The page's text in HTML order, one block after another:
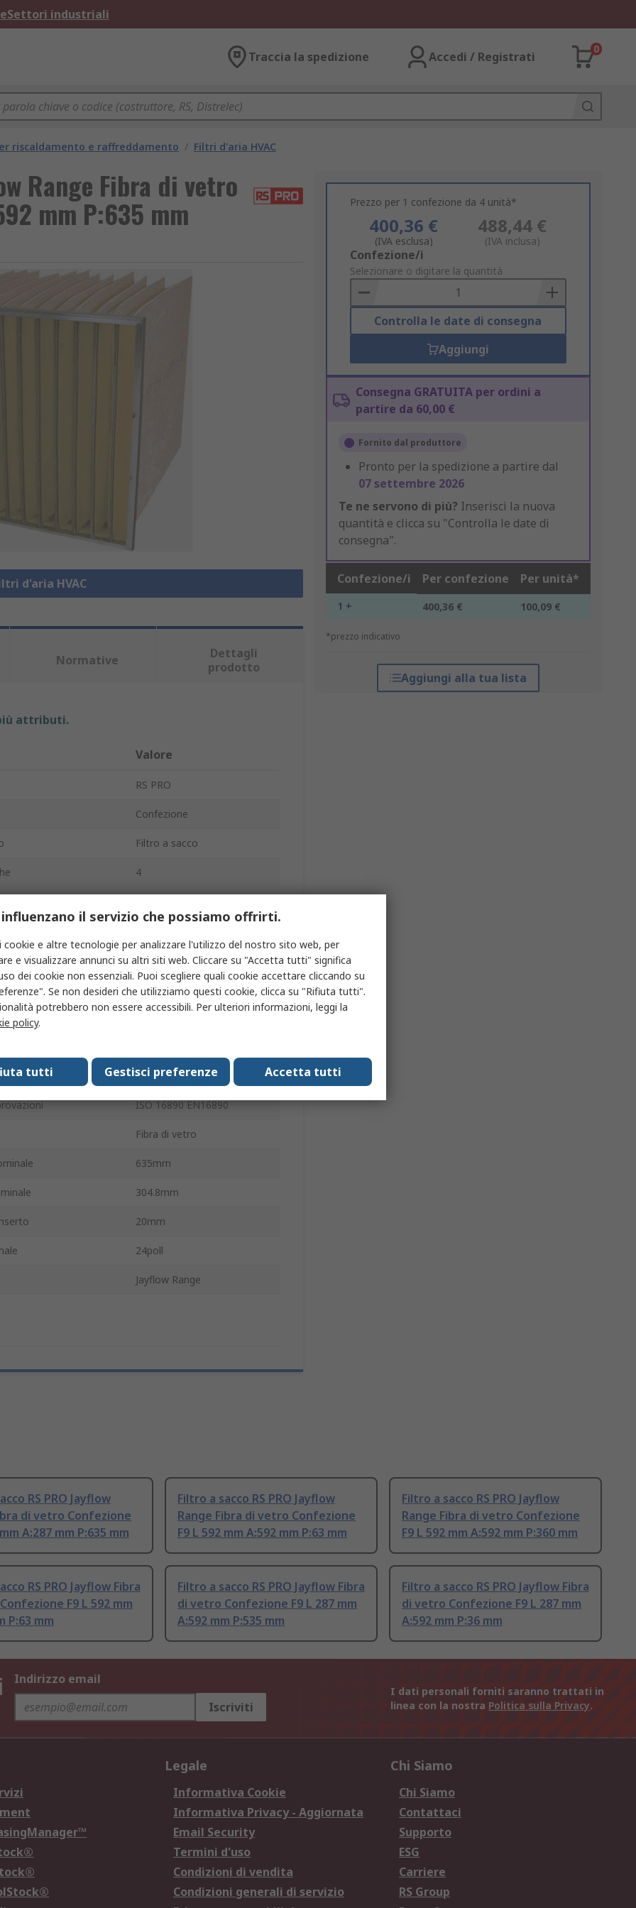
Settori industriali
Traccia la spedizione Accedi / Registrati
0
riscaldamento e raffreddamento / Filtri d'aria HVAC
Range Fibra di vetro
mm P:635 mm
d'aria HVAC
Prezzo per 1 confezione da 4 unità*
400,36 €
(IVA esclusa)
488,44 €
(IVA inclusa)
Add
to
Basket
Confezione/i
Selezionare o digitare la quantità
Controlla le date di consegna
Aggiungi
Consegna GRATUITA per ordini a
partire da 60,00 €
Fornito dal produttore
Pronto per la spedizione a partire dal
07 settembre 2026
Te ne servono di più? Inserisci la nuova
quantità e clicca su "Controlla le date di
consegna".
Confezione/i Per confezione Per unità*
1 + 400,36 € 100,09 €
*prezzo indicativo
Aggiungi alla tua lista
Normative
Dettagli
prodotto
attributi.
Valore
RS PRO
Confezione
Filtro a sacco
4
iniziale 175Pa
finale 275Pa
592mm
ISO 16890 EN16890
Fibra di vetro
635mm
304.8mm
20mm
24poll
Jayflow Range
RS PRO Jayflow
di vetro Confezione
A:287 mm P:635 mm
Filtro a sacco RS PRO Jayflow
Range Fibra di vetro Confezione
F9 L 592 mm A:592 mm P:63 mm
Filtro a sacco RS PRO Jayflow
Range Fibra di vetro Confezione
F9 L 592 mm A:592 mm P:360 mm
RS PRO Jayflow Fibra
F9 L 592 mm
P:63 mm
Filtro a sacco RS PRO Jayflow Fibra
di vetro Confezione F9 L 287 mm
A:592 mm P:535 mm
Filtro a sacco RS PRO Jayflow Fibra
di vetro Confezione F9 L 287 mm
A:592 mm P:36 mm
Indirizzo email
Iscriviti
I dati personali forniti saranno trattati in
linea con la nostra Politica sulla Privacy.
Legale
Informativa Cookie
Informativa Privacy - Aggiornata
Email Security
Termini d'uso
Condizioni di vendita
Condizioni generali di servizio
Chi Siamo
Chi Siamo
Contattaci
Supporto
ESG
Carriere
RS Group
il servizio che possiamo offrirti.
cookie e altre tecnologie per analizzare l'utilizzo del nostro sito web, per
e visualizzare annunci su altri siti web. Cliccare su "Accetta tutti" significa
dei cookie non essenziali. Puoi scegliere quali cookie accettare cliccando su
Se non desideri che utilizziamo questi cookie, clicca su "Rifiuta tutti".
potrebbero non essere accessibili. Per ulteriori informazioni, leggi la
policy.
Accetta tutti
Gestisci preferenze
tutti